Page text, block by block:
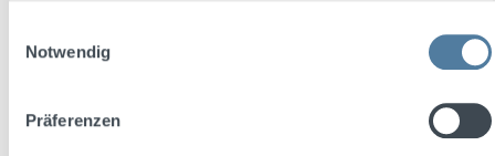
Notwendig
Präferenzen